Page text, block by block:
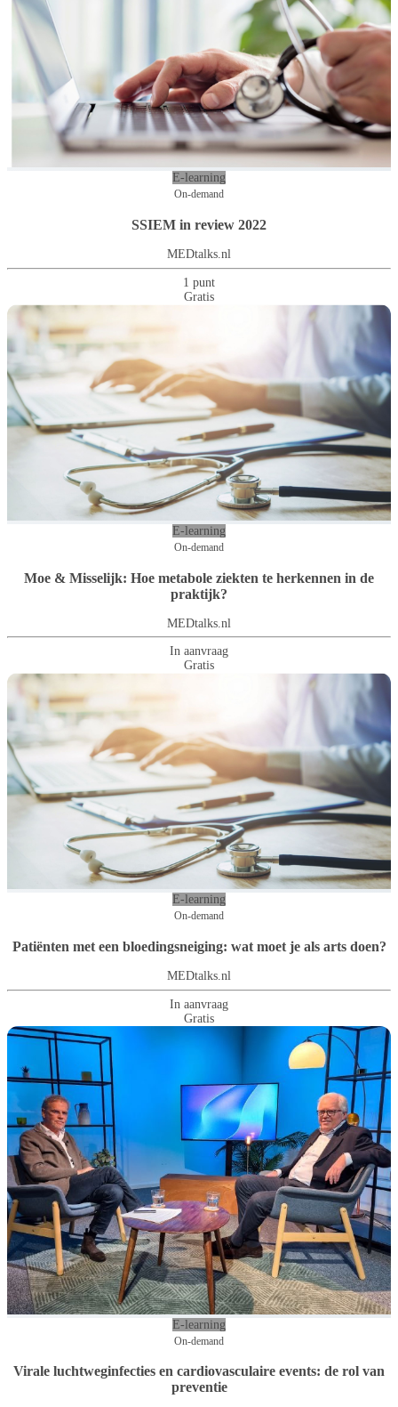
E-learning
On-demand
SSIEM in review 2022
MEDtalks.nl
1 punt
Gratis
E-learning
On-demand
Moe & Misselijk: Hoe metabole ziekten te herkennen in de
praktijk?
MEDtalks.nl
In aanvraag
Gratis
E-learning
On-demand
Patiënten met een bloedingsneiging: wat moet je als arts doen?
MEDtalks.nl
In aanvraag
Gratis
E-learning
On-demand
Virale luchtweginfecties en cardiovasculaire events: de rol van
preventie